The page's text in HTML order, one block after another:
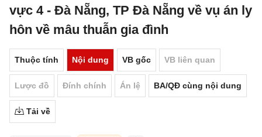
vực 4 - Đà Nẵng, TP Đà Nẵng về vụ án ly
hôn về mâu thuẫn gia đình
Thuộc tính Nội dung VB gốc VB liên quan
Lược đồ Đính chính Án lệ BA/QĐ cùng nội dung
Tải về